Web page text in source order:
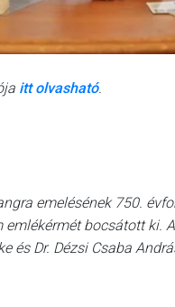
itt olvasható.
emelésének 750.
bocsátott ki.
és Dr. Dézsi Csaba